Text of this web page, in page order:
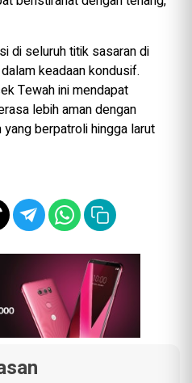
di seluruh titik sasaran di
keadaan kondusif.
Tewah ini mendapat
lebih aman dengan
berpatroli hingga larut